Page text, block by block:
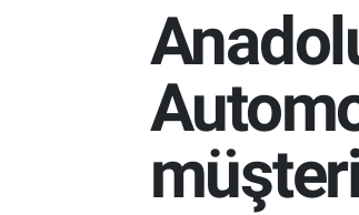
Namaz Vakitleri
Trafik Durumu
Süper Lig Puan Durumu ve Fikstür